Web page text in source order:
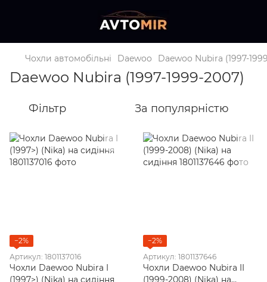
Чохли автомобільні Daewoo Daewoo Nubira (1997-
Daewoo Nubira (1997-1999-2007)
Фільтр За популярністю
−2%
Артикул: 1801137016
Чохли Daewoo Nubira I
(1997>) (Nika) на сидіння
−2%
Артикул: 1801137646
Чохли Daewoo Nubira II
(1999-2008) (Nika) на